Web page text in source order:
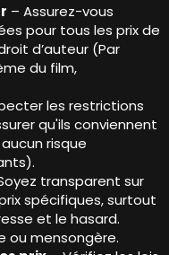
– Assurez-vous
pour tous les prix de
d’auteur (Par
du film,
les restrictions
qu'ils conviennent
risque
transparent sur
spécifiques, surtout
et le hasard.
ou mensongère.